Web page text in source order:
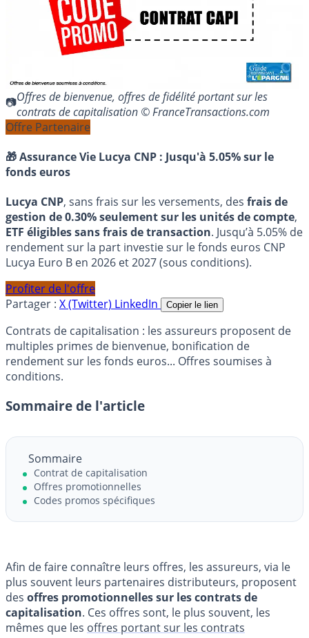
Offres de bienvenue, offres de fidélité portant sur les
contrats de capitalisation © FranceTransactions.com
Offre Partenaire
🎁 Assurance Vie Lucya CNP : Jusqu'à 5.05% sur le
fonds euros
Lucya CNP, sans frais sur les versements, des frais de
gestion de 0.30% seulement sur les unités de compte,
ETF éligibles sans frais de transaction. Jusqu’à 5.05% de
rendement sur la part investie sur le fonds euros CNP
Lucya Euro B en 2026 et 2027 (sous conditions).
Profiter de l'offre
Partager : X (Twitter) LinkedIn Copier le lien
Contrats de capitalisation : les assureurs proposent de
multiples primes de bienvenue, bonification de
rendement sur les fonds euros... Offres soumises à
conditions.
Sommaire de l'article
Sommaire
Contrat de capitalisation
Offres promotionnelles
Codes promos spécifiques
Afin de faire connaître leurs offres, les assureurs, via le
plus souvent leurs partenaires distributeurs, proposent
des offres promotionnelles sur les contrats de
capitalisation. Ces offres sont, le plus souvent, les
mêmes que les offres portant sur les contrats